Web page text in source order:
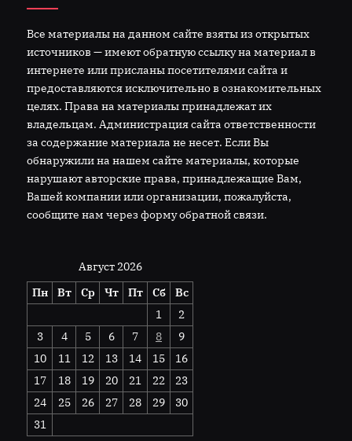
Все материалы на данном сайте взяты из открытых
источников — имеют обратную ссылку на материал в
интернете или присланы посетителями сайта и
предоставляются исключительно в ознакомительных
целях. Права на материалы принадлежат их
владельцам. Администрация сайта ответственности
за содержание материала не несет. Если Вы
обнаружили на нашем сайте материалы, которые
нарушают авторские права, принадлежащие Вам,
Вашей компании или организации, пожалуйста,
сообщите нам через форму обратной связи.
Август 2026
Пн
Вт Ср Чт Пт Сб
Вс
1
2
3
4 5 6 7 8
9
10
11 12 13 14 15
16
17
18 19 20 21 22
23
24
25 26 27 28 29
30
31